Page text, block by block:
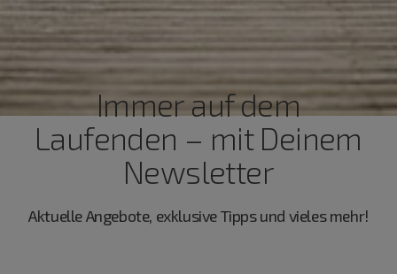
Immer auf dem
Laufenden – mit Deinem
Newsletter
Aktuelle Angebote, exklusive Tipps und vieles mehr!